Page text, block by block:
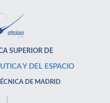
SUPERIOR DE
Y DEL ESPACIO
DE MADRID